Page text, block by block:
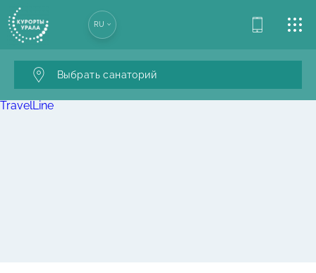
Выбрать санаторий
RU
АКЦИИ
TravelLine